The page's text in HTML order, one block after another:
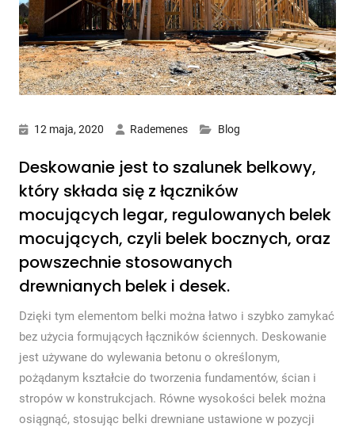
12 maja, 2020 Rademenes Blog
Deskowanie jest to szalunek belkowy,
który składa się z łączników
mocujących legar, regulowanych belek
mocujących, czyli belek bocznych, oraz
powszechnie stosowanych
drewnianych belek i desek.
Dzięki tym elementom belki można łatwo i szybko zamykać
bez użycia formujących łączników ściennych. Deskowanie
jest używane do wylewania betonu o określonym,
pożądanym kształcie do tworzenia fundamentów, ścian i
stropów w konstrukcjach. Równe wysokości belek można
osiągnąć, stosując belki drewniane ustawione w pozycji